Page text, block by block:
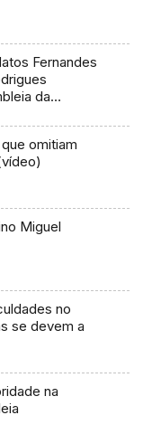
Fernandes
da
omitiam
Miguel
no
se devem a
na